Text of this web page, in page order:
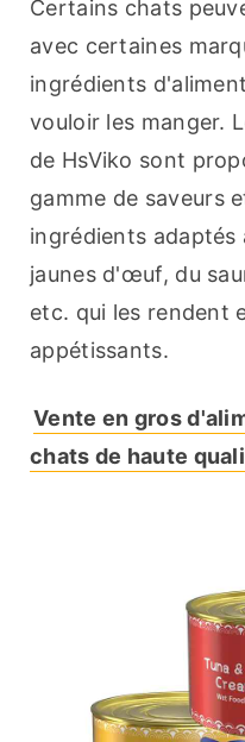
Certains chats
avec certaines
ingrédients
vouloir les manger.
de HsViko sont
gamme de saveurs
ingrédients adaptés
jaunes d'œuf, du
etc. qui les rendent
appétissants.
Vente en gros
chats de haute